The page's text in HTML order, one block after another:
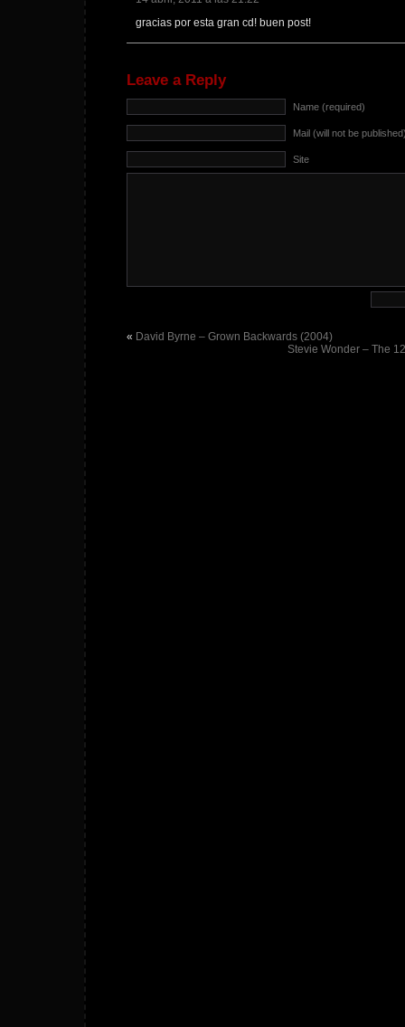
gracias por esta gran cd! buen post!
Leave a Reply
Name (required)
Mail (will not be
Site
« David Byrne – Grown Backwards (2004)
Stevie Wonder – The